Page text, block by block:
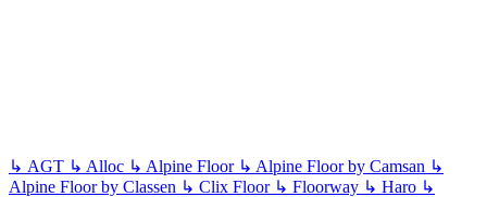
↳ AGT ↳ Alloc ↳ Alpine Floor ↳ Alpine Floor by Camsan ↳
Alpine Floor by Classen ↳ Clix Floor ↳ Floorway ↳ Haro ↳